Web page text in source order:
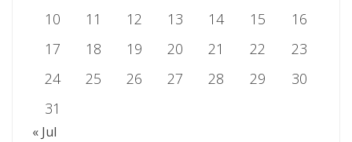
10
11 12 13 14 15
16
17
18 19 20 21 22
23
24
25 26 27 28 29
30
31
« Jul